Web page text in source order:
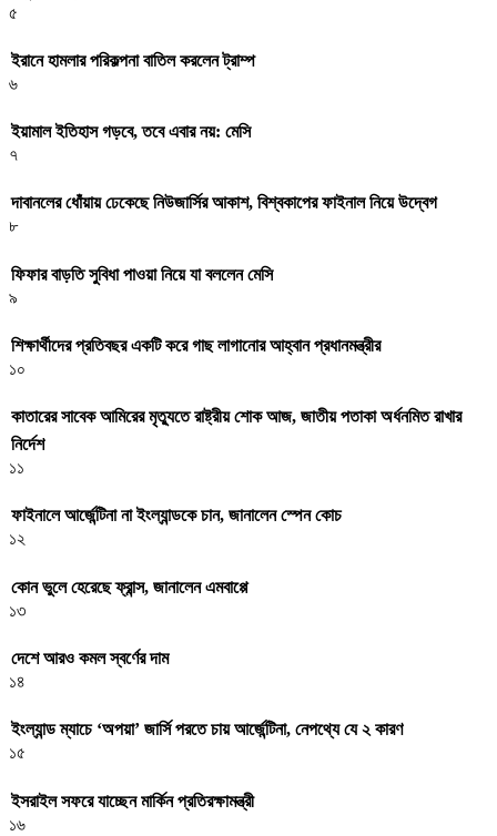
৫
ইরানে হামলার পরিকল্পনা বাতিল করলেন ট্রাম্প
৬
ইয়ামাল ইতিহাস গড়বে, তবে এবার নয়: মেসি
৭
দাবানলের ধোঁয়ায় ঢেকেছে নিউজার্সির আকাশ, বিশ্বকাপের ফাইনাল নিয়ে উদ্বেগ
৮
ফিফার বাড়তি সুবিধা পাওয়া নিয়ে যা বললেন মেসি
৯
শিক্ষার্থীদের প্রতিবছর একটি করে গাছ লাগানোর আহ্বান প্রধানমন্ত্রীর
১০
কাতারের সাবেক আমিরের মৃত্যুতে রাষ্ট্রীয় শোক আজ, জাতীয় পতাকা অর্ধনমিত রাখার
নির্দেশ
১১
ফাইনালে আর্জেন্টিনা না ইংল্যান্ডকে চান, জানালেন স্পেন কোচ
১২
কোন ভুলে হেরেছে ফ্রান্স, জানালেন এমবাপ্পে
১৩
দেশে আরও কমল স্বর্ণের দাম
১৪
ইংল্যান্ড ম্যাচে ‘অপয়া’ জার্সি পরতে চায় আর্জেন্টিনা, নেপথ্যে যে ২ কারণ
১৫
ইসরাইল সফরে যাচ্ছেন মার্কিন প্রতিরক্ষামন্ত্রী
১৬